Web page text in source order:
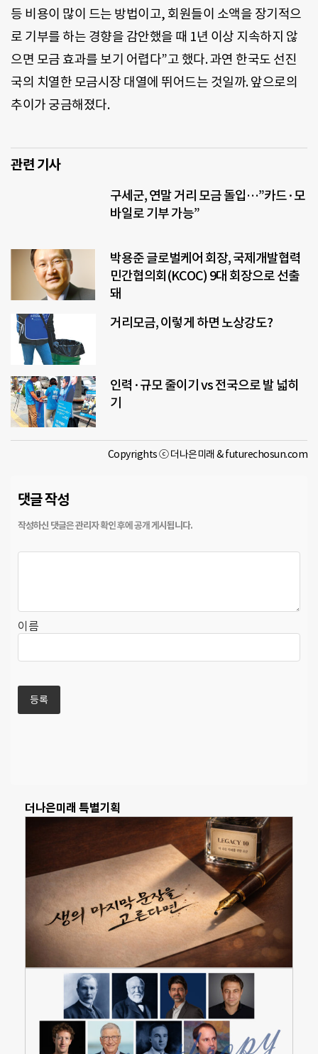
등 비용이 많이 드는 방법이고, 회원들이 소액을 장기적으
로 기부를 하는 경향을 감안했을 때 1년 이상 지속하지 않
으면 모금 효과를 보기 어렵다”고 했다. 과연 한국도 선진
국의 치열한 모금시장 대열에 뛰어드는 것일까. 앞으로의
추이가 궁금해졌다.
관련 기사
구세군, 연말 거리 모금 돌입…”카드·모
바일로 기부 가능”
박용준 글로벌케어 회장, 국제개발협력
민간협의회(KCOC) 9대 회장으로 선출
돼
거리모금, 이렇게 하면 노상강도?
인력·규모 줄이기 vs 전국으로 발 넓히
기
Copyrights ⓒ 더나은미래 & futurechosun.com
댓글 작성
이름
더나은미래 특별기획